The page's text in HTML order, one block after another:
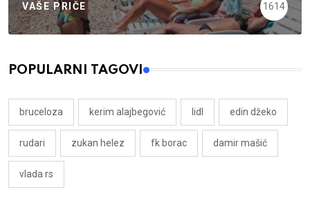
VAŠE PRIČE 1614
POPULARNI TAGOVI
bruceloza kerim alajbegović lidl edin džeko
rudari zukan helez fk borac damir mašić
vlada rs